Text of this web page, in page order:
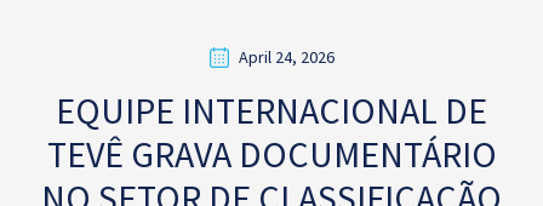
April 24, 2026
EQUIPE INTERNACIONAL DE
TEVÊ GRAVA DOCUMENTÁRIO